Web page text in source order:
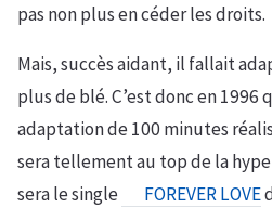
pas non plus en céder les droits.
Mais, succès aidant, il fallait
plus de blé. C’est donc en 1996
adaptation de 100 minutes
sera tellement au top de la
sera le single
FOREVER LOVE